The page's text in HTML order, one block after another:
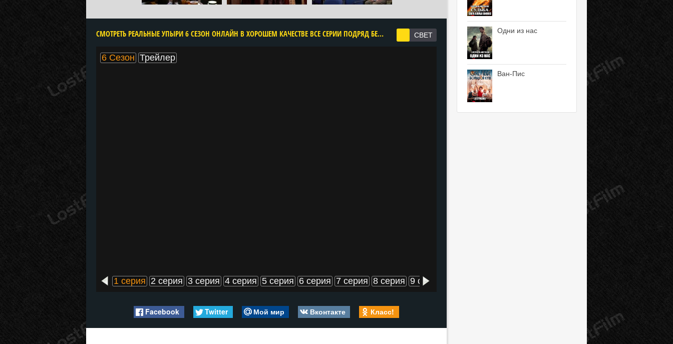
CМОТРЕТЬ РЕАЛЬНЫЕ УПЫРИ 6 СЕЗОН ОНЛАЙН В ХОРОШЕМ КАЧЕСТВЕ ВСЕ СЕРИИ ПОДРЯД БЕСПЛАТНО
6 Сезон Трейлер
1 серия 2 серия 3 серия 4 серия 5 серия 6 серия 7 серия 8 серия 9 серия
Facebook Twitter Мой мир Вконтакте Класс!
Одни из нас
Ван-Пис